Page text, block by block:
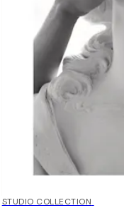
50%*
STUDIO COLLECTION